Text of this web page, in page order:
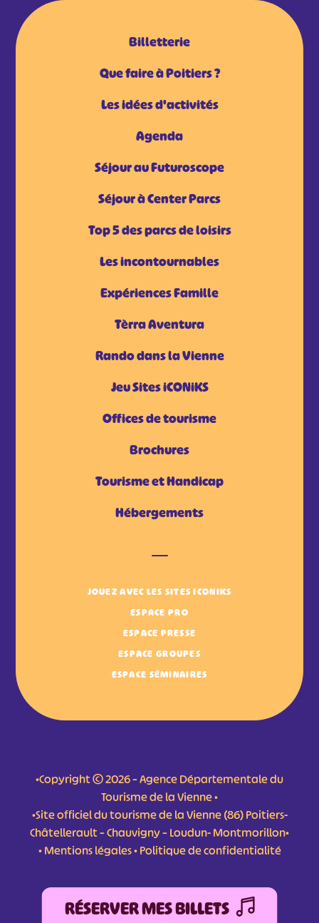
Billetterie
Que faire à Poitiers ?
Les idées d'activités
Agenda
Séjour au Futuroscope
Séjour à Center Parcs
Top 5 des parcs de loisirs
Les incontournables
Expériences Famille
Tèrra Aventura
Rando dans la Vienne
Jeu Sites iCONiKS
Offices de tourisme
Brochures
Tourisme et Handicap
Hébergements
JOUEZ AVEC LES SITES ICONIKS
ESPACE PRO
ESPACE PRESSE
ESPACE GROUPES
ESPACE SÉMINAIRES
•Copyright © 2026 – Agence Départementale du
Tourisme de la Vienne •
•Site officiel du tourisme de la Vienne (86) Poitiers-
Châtellerault – Chauvigny – Loudun- Montmorillon•
•Mentions légales•Politique de confidentialité
RÉSERVER MES BILLETS